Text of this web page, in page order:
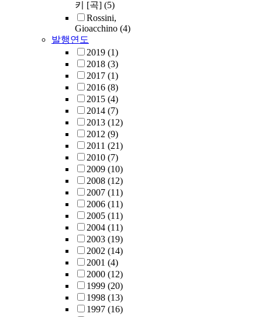
키 [곡] (5)
Rossini,
Gioacchino (4)
발행연도
2019 (1)
2018 (3)
2017 (1)
2016 (8)
2015 (4)
2014 (7)
2013 (12)
2012 (9)
2011 (21)
2010 (7)
2009 (10)
2008 (12)
2007 (11)
2006 (11)
2005 (11)
2004 (11)
2003 (19)
2002 (14)
2001 (4)
2000 (12)
1999 (20)
1998 (13)
1997 (16)